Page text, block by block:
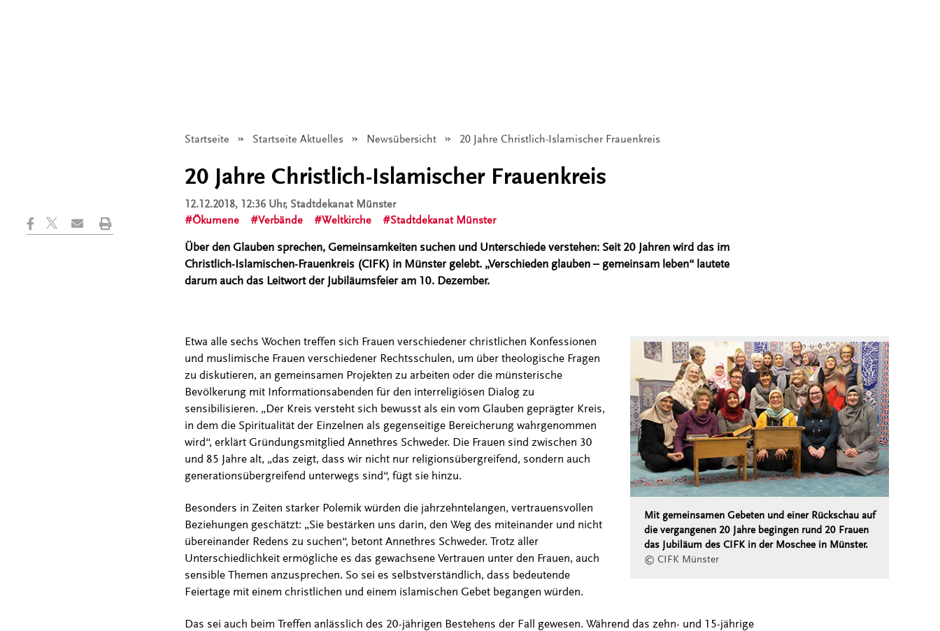
Startseite Startseite Aktuelles Newsübersicht Angezeigt:
20 Jahre Christlich-Islamischer Frauenkreis
20 Jahre Christlich-Islamischer Frauenkreis
12.12.2018, 12:36 Uhr, Stadtdekanat Münster
Ökumene
Verbände Weltkirche Stadtdekanat Münster
Über den Glauben sprechen, Gemeinsamkeiten suchen und Unterschiede verstehen: Seit 20 Jahren wird das im
Christlich-Islamischen-Frauenkreis (CIFK) in Münster gelebt. „Verschieden glauben – gemeinsam leben“ lautete
darum auch das Leitwort der Jubiläumsfeier am 10. Dezember.
Mit gemeinsamen Gebeten und einer Rückschau auf
die vergangenen 20 Jahre begingen rund 20 Frauen
das Jubiläum des CIFK in der Moschee in Münster.
© CIFK Münster
Etwa alle sechs Wochen treffen sich Frauen verschiedener christlichen Konfessionen
und muslimische Frauen verschiedener Rechtsschulen, um über theologische Fragen
zu diskutieren, an gemeinsamen Projekten zu arbeiten oder die münsterische
Bevölkerung mit Informationsabenden für den interreligiösen Dialog zu
sensibilisieren. „Der Kreis versteht sich bewusst als ein vom Glauben geprägter Kreis,
in dem die Spiritualität der Einzelnen als gegenseitige Bereicherung wahrgenommen
wird“, erklärt Gründungsmitglied Annethres Schweder. Die Frauen sind zwischen 30
und 85 Jahre alt, „das zeigt, dass wir nicht nur religionsübergreifend, sondern auch
generationsübergreifend unterwegs sind“, fügt sie hinzu.
Besonders in Zeiten starker Polemik würden die jahrzehntelangen, vertrauensvollen
Beziehungen geschätzt: „Sie bestärken uns darin, den Weg des miteinander und nicht
übereinander Redens zu suchen“, betont Annethres Schweder. Trotz aller
Unterschiedlichkeit ermögliche es das gewachsene Vertrauen unter den Frauen, auch
sensible Themen anzusprechen. So sei es selbstverständlich, dass bedeutende
Feiertage mit einem christlichen und einem islamischen Gebet begangen würden.
Das sei auch beim Treffen anlässlich des 20-jährigen Bestehens der Fall gewesen. Während das zehn- und 15-jährige